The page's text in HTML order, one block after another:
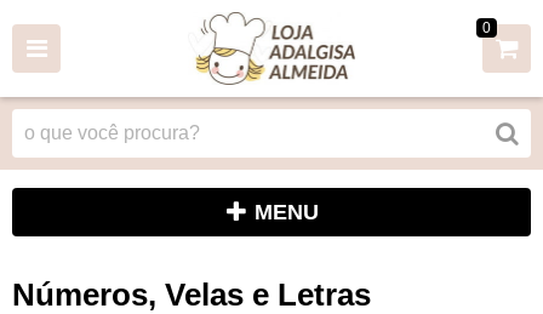
0
MENU
Números, Velas e Letras